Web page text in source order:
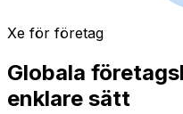
Xe för företag
Globala
enklare sätt